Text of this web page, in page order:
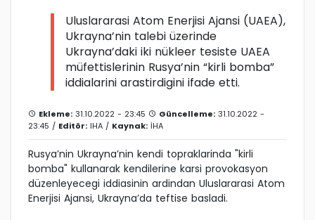
Uluslararasi Atom Enerjisi Ajansi (UAEA),
Ukrayna’nin talebi üzerinde
Ukrayna’daki iki nükleer tesiste UAEA
müfettislerinin Rusya’nin “kirli bomba”
iddialarini arastirdigini ifade etti.
Ekleme: 31.10.2022 - 23:45 Güncelleme: 31.10.2022 -
23:45 / Editör: IHA / Kaynak: İHA
Rusya’nin Ukrayna’nin kendi topraklarinda "kirli
bomba" kullanarak kendilerine karsi provokasyon
düzenleyecegi iddiasinin ardindan Uluslararasi Atom
Enerjisi Ajansi, Ukrayna’da teftise basladi.